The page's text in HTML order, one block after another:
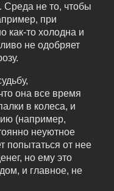
Среда не то, чтобы
при
как-то холодна и
не одобряет
она все время
в колеса, и
(например,
неуютное
попытаться от нее
но ему это
и главное, не